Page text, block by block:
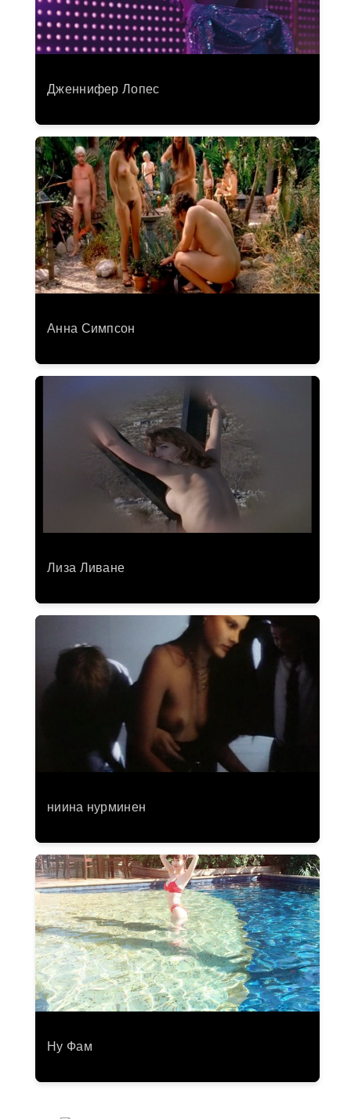
Дженнифер Лопес
Анна Симпсон
Лиза Ливане
ниина нурминен
Ну Фам